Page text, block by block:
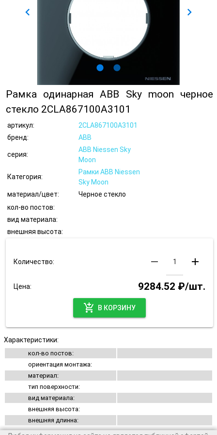
lens lens
chevron_left chevron_right
Рамка одинарная ABB Sky moon черное
стекло 2CLA867100A3101
артикул:
2CLA867100A3101
бренд:
ABB
серия:
ABB Niessen Sky
Moon
Категория:
Рамки ABB Niessen
Sky Moon
материал/цвет:
Черное стекло
кол-во постов:
вид материала:
внешняя высота:
Количество: remove add
Цена:
9284.52 ₽/шт.
add_shopping_cart
В КОРЗИНУ
Характеристики:
кол-во постов:
ориентация монтажа:
материал:
тип поверхности:
вид материала:
внешняя высота:
внешняя длинна: